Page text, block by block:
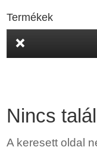
Termékek
Nincs
A keresett oldal